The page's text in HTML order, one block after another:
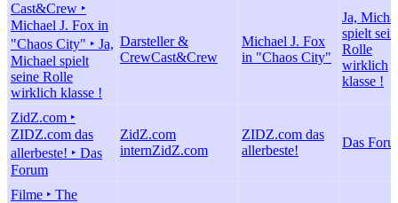
Cast&Crew ‣
Michael J. Fox in
"Chaos City" ‣ Ja,
Michael spielt
seine Rolle
wirklich klasse !
Darsteller &
CrewCast&Crew
Michael J. Fox
in "Chaos City"
Ja,
spielt
Rolle
wirklich
klasse !
ZidZ.com ‣
ZIDZ.com das
allerbeste! ‣ Das
Forum
ZidZ.com
internZidZ.com
ZIDZ.com das
allerbeste!
Das
Filme ‣ The